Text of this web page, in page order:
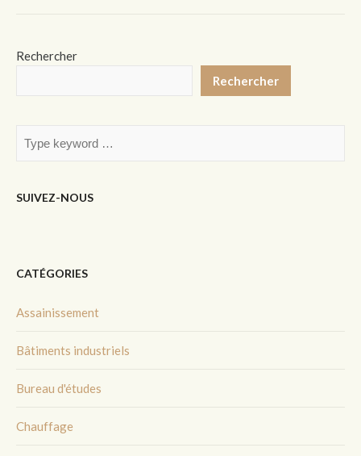
Rechercher
Rechercher
SUIVEZ-NOUS
CATÉGORIES
Assainissement
Bâtiments industriels
Bureau d'études
Chauffage